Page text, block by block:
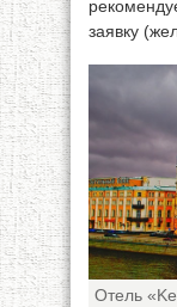
заявку
Отель